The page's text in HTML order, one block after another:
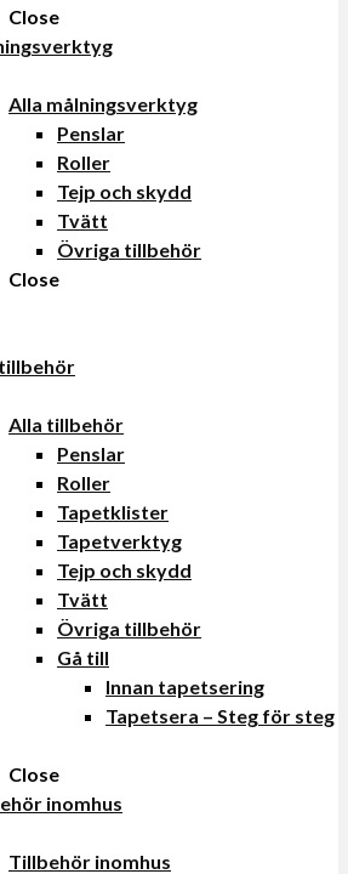
Close
Alla målningsverktyg
Penslar
Roller
Tejp och skydd
Tvätt
Övriga tillbehör
Close
Alla tillbehör
Penslar
Roller
Tapetklister
Tapetverktyg
Tejp och skydd
Tvätt
Övriga tillbehör
Gå till
Innan tapetsering
Tapetsera – Steg för steg
Close
inomhus
Tillbehör inomhus